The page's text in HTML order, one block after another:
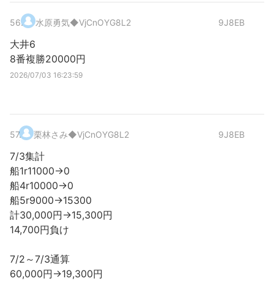
56. 水原勇気◆VjCnOYG8L2 9J8EB
大井6
8番複勝20000円
2026/07/03 16:23:59
57. 栗林さみ◆VjCnOYG8L2 9J8EB
7/3集計
船1r11000→0
船4r10000→0
船5r9000→15300
計30,000円→15,300円
14,700円負け
7/2～7/3通算
60,000円→19,300円